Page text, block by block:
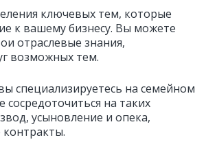
ключевых тем, которые
к вашему бизнесу. Вы можете
отраслевые знания,
возможных тем.
специализируетесь на семейном
сосредоточиться на таких
усыновление и опека,